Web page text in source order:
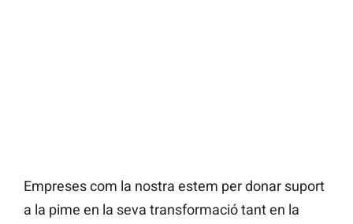
Empreses com la nostra estem per donar suport
a la pime en la seva transformació tant en la